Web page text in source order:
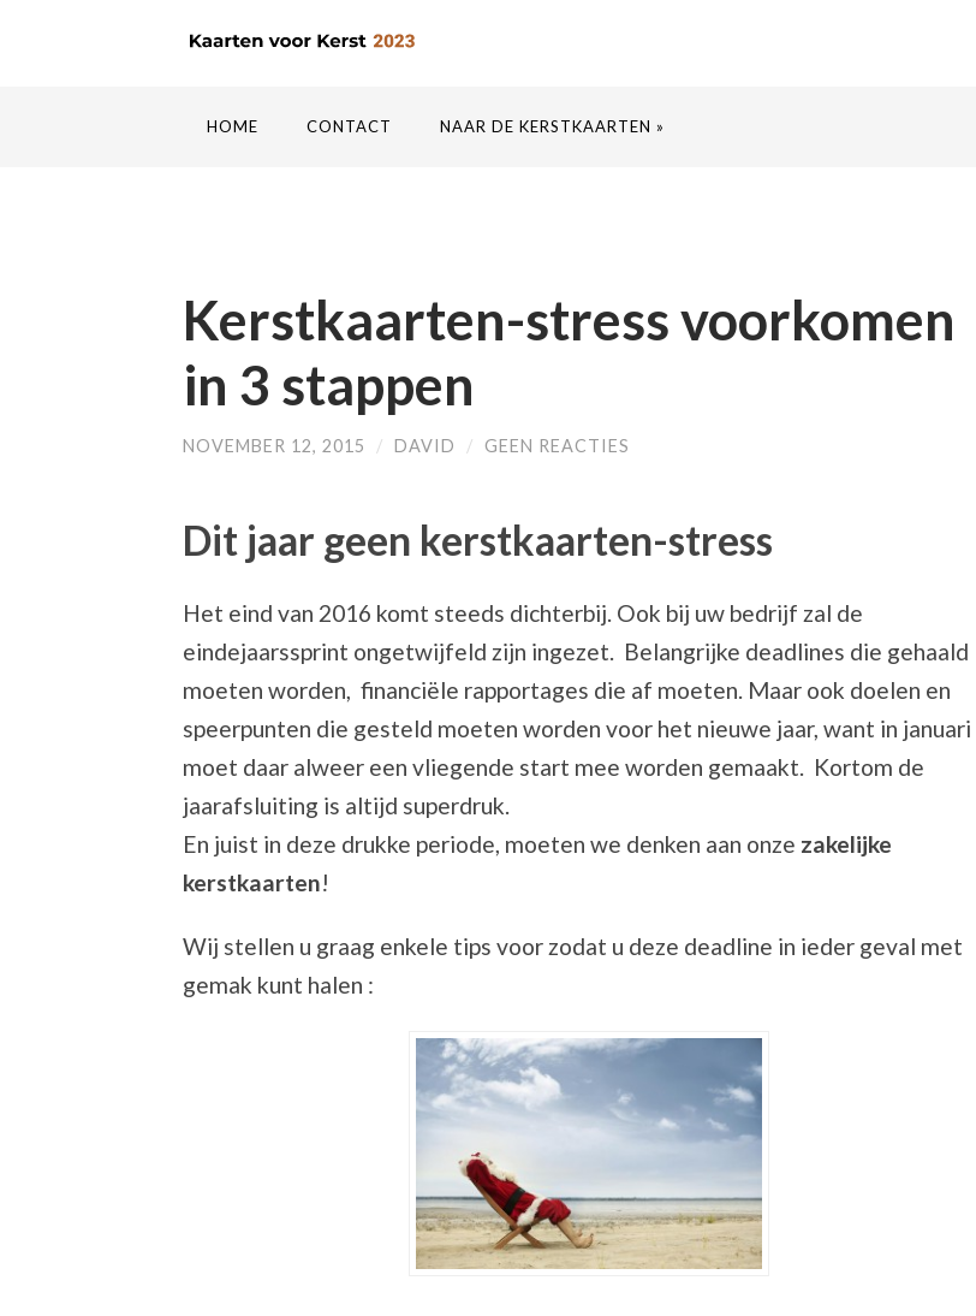
HOME CONTACT NAAR DE KERSTKAARTEN »
Kerstkaarten-stress voorkomen
in 3 stappen
NOVEMBER 12, 2015 / DAVID / GEEN REACTIES
Dit jaar geen kerstkaarten-stress
Het eind van 2016 komt steeds dichterbij. Ook bij uw bedrijf zal de
eindejaarssprint ongetwijfeld zijn ingezet. Belangrijke deadlines die gehaald
moeten worden, financiële rapportages die af moeten. Maar ook doelen en
speerpunten die gesteld moeten worden voor het nieuwe jaar, want in januari
moet daar alweer een vliegende start mee worden gemaakt. Kortom de
jaarafsluiting is altijd superdruk.
En juist in deze drukke periode, moeten we denken aan onze zakelijke
kerstkaarten!
Wij stellen u graag enkele tips voor zodat u deze deadline in ieder geval met
gemak kunt halen :